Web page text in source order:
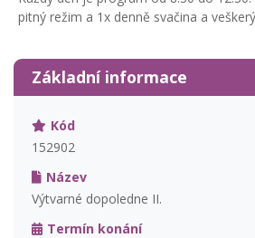
pitný režim a 1x denně svačina a
Základní informace
Kód
152902
Název
Výtvarné dopoledne II.
Termín konání